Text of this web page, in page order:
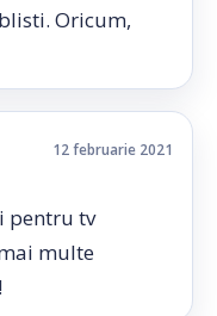
Oricum,
12 februarie 2021
pentru tv
multe